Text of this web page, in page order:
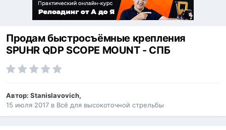
Продам быстросъёмные крепления
SPUHR QDP SCOPE MOUNT - СПБ
Автор: Stanislavovich,
15 июля 2017 в Всё для высокоточной стрельбы